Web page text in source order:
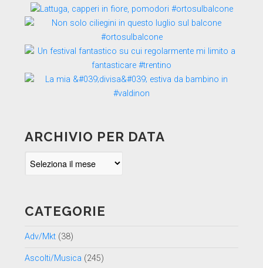
ARCHIVIO PER DATA
CATEGORIE
Adv/Mkt(38)
Ascolti/Musica (245)